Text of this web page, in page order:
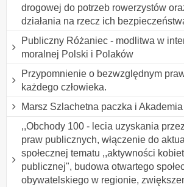
drogowej do potrzeb rowerzystów
działania na rzecz ich
Publiczny Różaniec - modlitwa w
moralnej Polski i Polaków
Przypomnienie o bezwzględnym
każdego człowieka.
Marsz Szlachetna paczka i Akademia
,,Obchody 100 - lecia uzyskania
praw publicznych, włączenie do
społecznej tematu ,,aktywności
publicznej", budowa otwartego
obywatelskiego w regionie,